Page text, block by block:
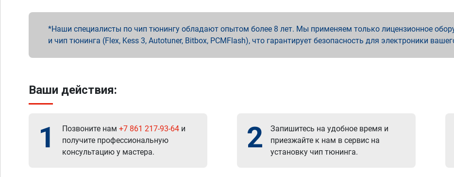
Наши специалисты по чип тюнингу обладают опытом более 8 лет. Мы применяем только лицензионное
и чип тюнинга (Flex, Kess 3, Autotuner, Bitbox, PCMFlash), что гарантирует безопасность для электроники
Ваши действия:
1 Позвоните нам +7 861 217-93-64 и
получите профессиональную
консультацию у мастера.
2
Запишитесь на удобное время и
приезжайте к нам в сервис на
установку чип тюнинга.